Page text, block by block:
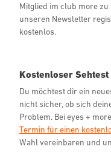
Mitglied im club more
unseren Newsletter
kostenlos.
Kostenloser
Du möchtest dir ein
nicht sicher, ob sich
Problem. Bei eyes +
Termin für einen
Wahl vereinbaren und